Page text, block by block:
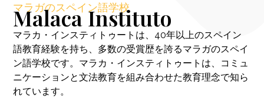
マラガのスペイン語学校
Malaca Instituto
マラカ・インスティトゥートは、40年以上のスペイン
語教育経験を持ち、多数の受賞歴を誇るマラガのスペイ
ン語学校です。マラカ・インスティトゥートは、コミュ
ニケーションと文法教育を組み合わせた教育理念で知ら
れています。